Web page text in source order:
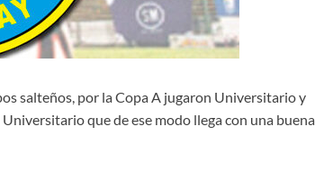
salteños, por la Copa A jugaron Universitario y
que de ese modo llega con una buena